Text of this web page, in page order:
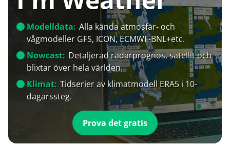
Modelldata: Alla kända atmosfär- och
vågmodeller GFS, ICON, ECMWF-BNL+etc.
Nowcast: Detaljerad radarprognos, satellit och
blixtar över hela världen.
Klimat: Tidserier av klimatmodell ERA5 i 10-
dagarssteg.
Prova det gratis